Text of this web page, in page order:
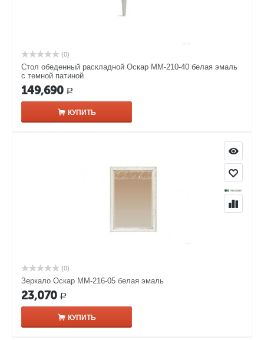
(0)
Стол обеденный раскладной Оскар ММ-210-40 белая эмаль
с темной патиной
149,690 Р
КУПИТЬ
(0)
Зеркало Оскар ММ-216-05 белая эмаль
23,070 Р
КУПИТЬ